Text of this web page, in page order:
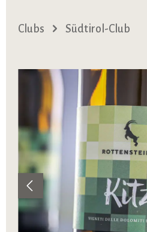
Clubs Südtirol-Club
Bildergalerie überspringen